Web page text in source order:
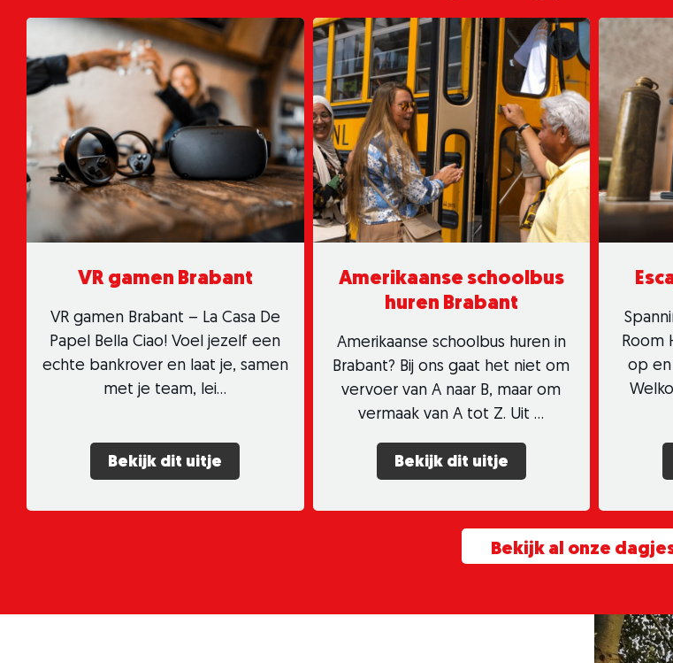
VR gamen Brabant
VR gamen Brabant – La Casa De
Papel Bella Ciao! Voel jezelf een
echte bankrover en laat je, samen
met je team, lei…
Bekijk dit uitje
Amerikaanse schoolbus
huren Brabant
Amerikaanse schoolbus huren in
Brabant? Bij ons gaat het niet om
vervoer van A naar B, maar om
vermaak van A tot Z. Uit …
Bekijk dit uitje
Room
op en
Bekijk al onze